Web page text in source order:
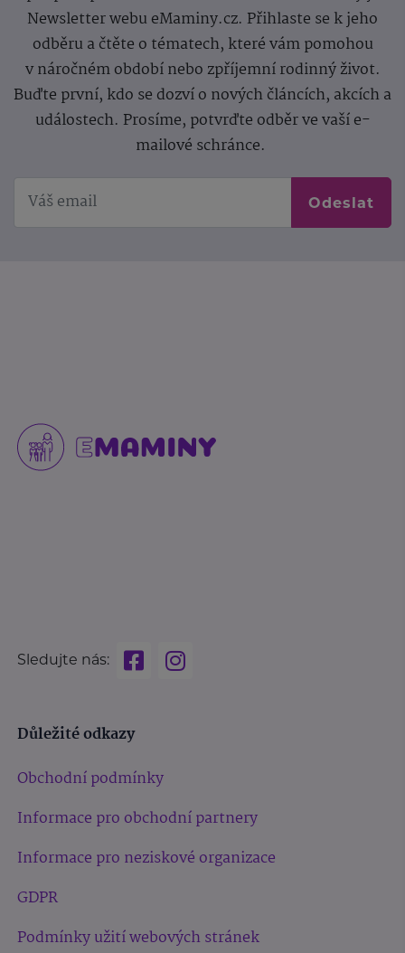
Newsletter webu eMaminy.cz. Přihlaste se k jeho
odběru a čtěte o tématech, které vám pomohou
v náročném období nebo zpříjemní rodinný život.
Buďte první, kdo se dozví o nových článcích, akcích a
událostech. Prosíme, potvrďte odběr ve vaší e-
mailové schránce.
Odeslat
Sledujte nás:
Důležité odkazy
Obchodní podmínky
Informace pro obchodní partnery
Informace pro neziskové organizace
GDPR
Podmínky užití webových stránek